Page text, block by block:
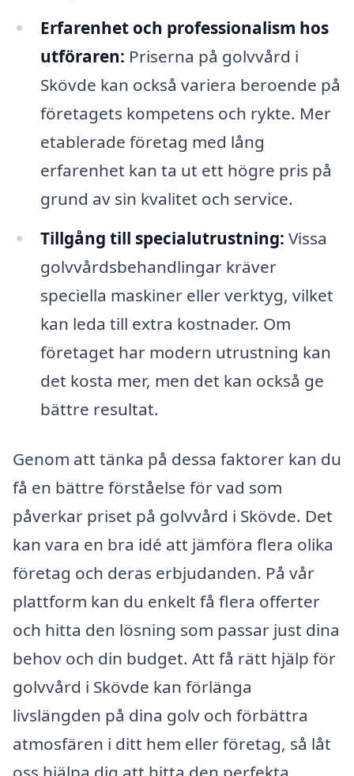
Erfarenhet och professionalism hos
utföraren: Priserna på golvvård i
Skövde kan också variera beroende på
företagets kompetens och rykte. Mer
etablerade företag med lång
erfarenhet kan ta ut ett högre pris på
grund av sin kvalitet och service.
Tillgång till specialutrustning: Vissa
golvvårdsbehandlingar kräver
speciella maskiner eller verktyg, vilket
kan leda till extra kostnader. Om
företaget har modern utrustning kan
det kosta mer, men det kan också ge
bättre resultat.
Genom att tänka på dessa faktorer kan du
få en bättre förståelse för vad som
påverkar priset på golvvård i Skövde. Det
kan vara en bra idé att jämföra flera olika
företag och deras erbjudanden. På vår
plattform kan du enkelt få flera offerter
och hitta den lösning som passar just dina
behov och din budget. Att få rätt hjälp för
golvvård i Skövde kan förlänga
livslängden på dina golv och förbättra
atmosfären i ditt hem eller företag, så låt